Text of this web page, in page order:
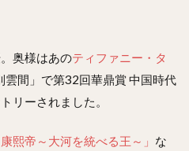
奥様はあのティファニー・タ
間」で第32回華鼎賞 中国時代
リーされました。
康熙帝～大河を統べる王～」 な